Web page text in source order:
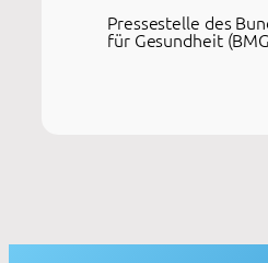
Pressestelle des
für Gesundheit